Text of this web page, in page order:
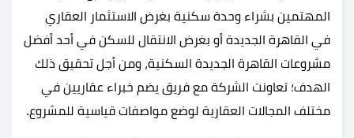
المهتمين بشراء وحدة سكنية بغرض الاستثمار العقاري
في القاهرة الجديدة أو بغرض الانتقال للسكن في أحد أفضل
مشروعات القاهرة الجديدة السكنية، ومن أجل تحقيق ذلك
الهدف؛ تعاونت الشركة مع فريق يضم خبراء عقاريين في
مختلف المجالات العقارية لوضع مواصفات قياسية للمشروع.